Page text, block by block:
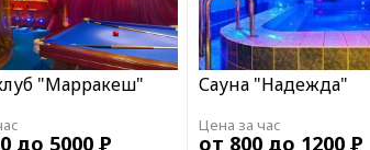
"Марракеш"
до 5000 Р
Сауна "Надежда"
Цена за час
от 800 до 1200 Р